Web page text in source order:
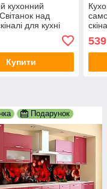
кухонний
над
для кухні
ПВХ сонце вода
600х2000
Купити
Подарунок